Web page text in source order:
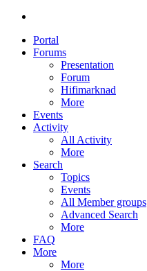
Portal
Forums
Presentation
Forum
Hifimarknad
More
Events
Activity
All Activity
More
Search
Topics
Events
All Member groups
Advanced Search
More
FAQ
More
More